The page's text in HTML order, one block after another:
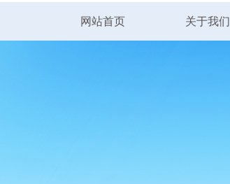
网站首页 关于我们